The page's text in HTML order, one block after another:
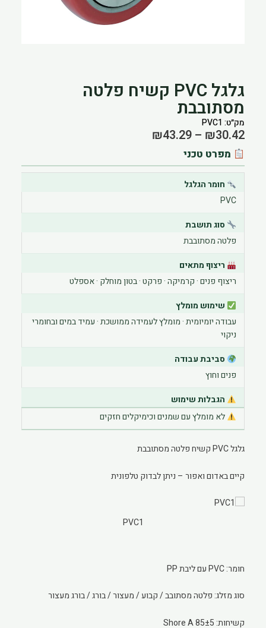
הוסף קו תחתון לקישורים
גלגל PVC קשיח פלטה
מסתובבת
מק״ט: PVC1
₪30.42
–
₪43.29
Price
₪30.42
Through
מפרט טכני
חומר הגלגל
PVC
סוג תושבת
פלטה מסתובבת
ריצוף מתאים
ריצוף פנים · קרמיקה · פרקט · בטון מוחלק · אספלט
שימוש מומלץ
עבודה יומיומית · מומלץ לעמידה ממושכת · עמיד במים ובחומרי
ניקוי
סביבת עבודה
פנים וחוץ
הגבלות שימוש
לא מומלץ עם שמנים וכימיקלים חזקים
גלגל PVC קשיח פלטה מסתובבת
קיים באדום ואפור – ניתן לבדוק טלפונית
PVC1
חומר: PVC עם ליבת PP
סוג מזלג: פלטה מסתובב / קבוע / מעצור / בורג / בורג מעצור
קשיחות: 85±5 Shore A